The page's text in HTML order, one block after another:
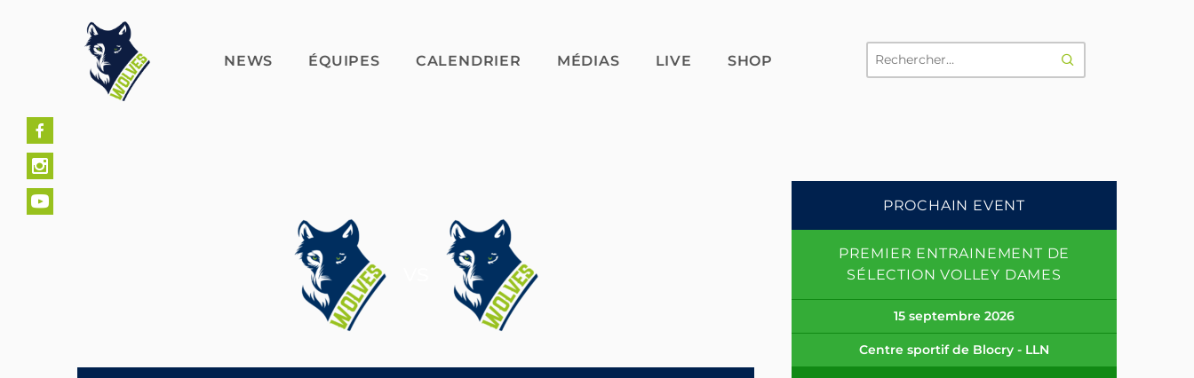
NEWS ÉQUIPES CALENDRIER MÉDIAS LIVE SHOP
PROCHAIN EVENT
PREMIER ENTRAINEMENT DE
SÉLECTION VOLLEY DAMES
15 septembre 2026
Centre sportif de Blocry - LLN